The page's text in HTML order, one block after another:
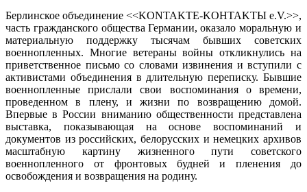
Берлинское объединение <<KONTAKTE-KOHTAKTЫ e.V.>>,
часть гражданского общества Германии, оказало моральную и
материальную поддержку тысячам бывших советских
военнопленных. Многие ветераны войны откликнулись на
приветственное письмо со словами извинения и вступили с
активистами объединения в длительную переписку. Бывшие
военнопленные прислали свои воспоминания о времени,
проведенном в плену, и жизни по возвращению домой.
Впервые в России вниманию общественности представлена
выставка, показывающая на основе воспоминаний и
документов из российских, белорусских и немецких архивов
масштабную картину жизненного пути советского
военнопленного от фронтовых будней и пленения до
освобождения и возвращения на родину.